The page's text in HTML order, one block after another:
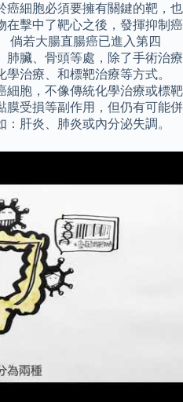
癌細胞必須要擁有關鍵的靶，也
在擊中了靶心之後，發揮抑制癌
倘若大腸直腸癌已進入第四
肺臟、骨頭等處，除了手術治療
治療、和標靶治療等方式。
細胞，不像傳統化學治療或標靶
膜受損等副作用，但仍有可能併
肝炎、肺炎或內分泌失調。